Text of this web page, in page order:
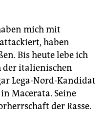
mich mit
haben
Bis heute lebe ich
der italienischen
Lega-Nord-Kandidat
Macerata. Seine
der Rasse.